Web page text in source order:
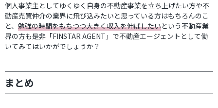
個人事業主としてゆくゆく自身の不動産事業を立ち上げたい方や不
動産売買仲介の業界に飛び込みたいと思っている方はもちろんのこ
と、 勉強の時間をもちつつ大きく収入を伸ばしたいという不動産業
界の方も是非「FINSTAR AGENT」で不動産エージェントとして働
いてみてはいかがでしょうか？
まとめ